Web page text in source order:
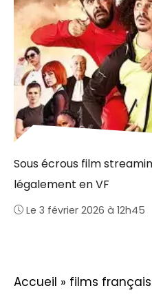
Sous écrous film
légalement en VF
Le 3 février 2026 à 12h45
Accueil » films français